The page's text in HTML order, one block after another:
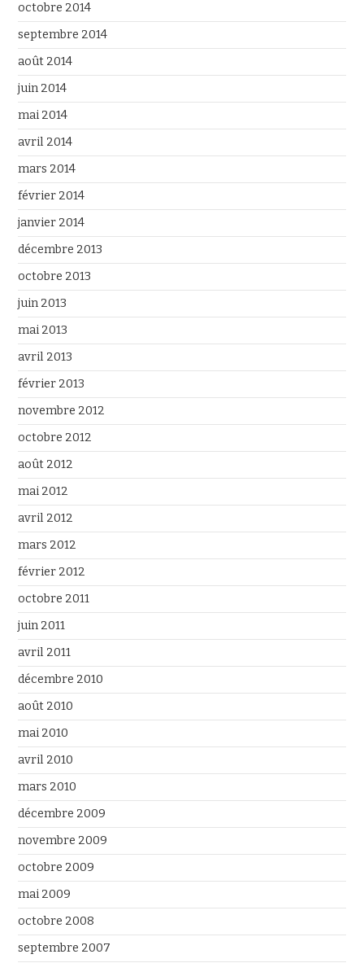
octobre 2014
septembre 2014
août 2014
juin 2014
mai 2014
avril 2014
mars 2014
février 2014
janvier 2014
décembre 2013
octobre 2013
juin 2013
mai 2013
avril 2013
février 2013
novembre 2012
octobre 2012
août 2012
mai 2012
avril 2012
mars 2012
février 2012
octobre 2011
juin 2011
avril 2011
décembre 2010
août 2010
mai 2010
avril 2010
mars 2010
décembre 2009
novembre 2009
octobre 2009
mai 2009
octobre 2008
septembre 2007